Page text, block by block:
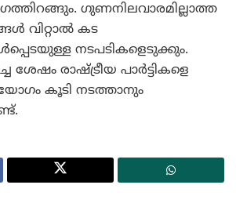
ഗുണനിലവാരമില്ലാത്ത
വിറ്റാല്‍ കട
നടപടികളെടുക്കും.
രാഷ്ട്രീയ പാര്‍ട്ടികളെ
യോഗം കൂടി നടത്താനും